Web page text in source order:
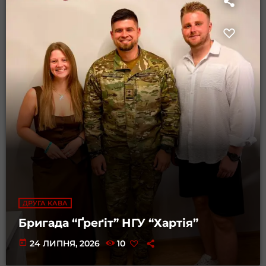
ДРУГА КАВА
Бригада “Ґреґіт” НГУ “Хартія”
today 24 ЛИПНЯ, 2026 10